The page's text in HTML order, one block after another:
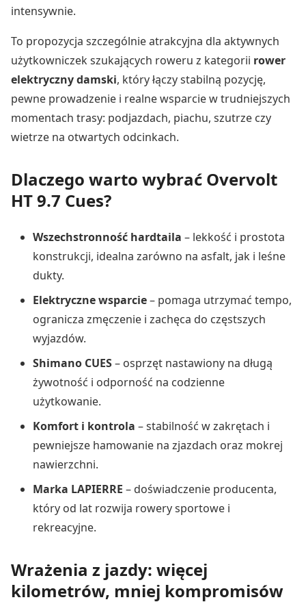
intensywnie.
To propozycja szczególnie atrakcyjna dla aktywnych
użytkowniczek szukających roweru z kategorii rower
elektryczny damski, który łączy stabilną pozycję,
pewne prowadzenie i realne wsparcie w trudniejszych
momentach trasy: podjazdach, piachu, szutrze czy
wietrze na otwartych odcinkach.
Dlaczego warto wybrać Overvolt
HT 9.7 Cues?
Wszechstronność hardtaila – lekkość i prostota
konstrukcji, idealna zarówno na asfalt, jak i leśne
dukty.
Elektryczne wsparcie– pomaga utrzymać tempo,
ogranicza zmęczenie i zachęca do częstszych
wyjazdów.
Shimano CUES– osprzęt nastawiony na długą
żywotność i odporność na codzienne
użytkowanie.
Komfort i kontrola – stabilność w zakrętach i
pewniejsze hamowanie na zjazdach oraz mokrej
nawierzchni.
Marka LAPIERRE – doświadczenie producenta,
który od lat rozwija rowery sportowe i
rekreacyjne.
Wrażenia z jazdy: więcej
kilometrów, mniej kompromisów